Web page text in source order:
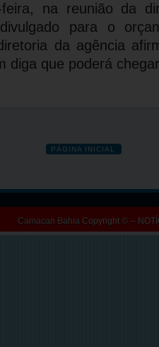
na reunião da
para o
da agência
diga que poderá
PÁGINA INICIAL
Camacan Bahia Copyright © --